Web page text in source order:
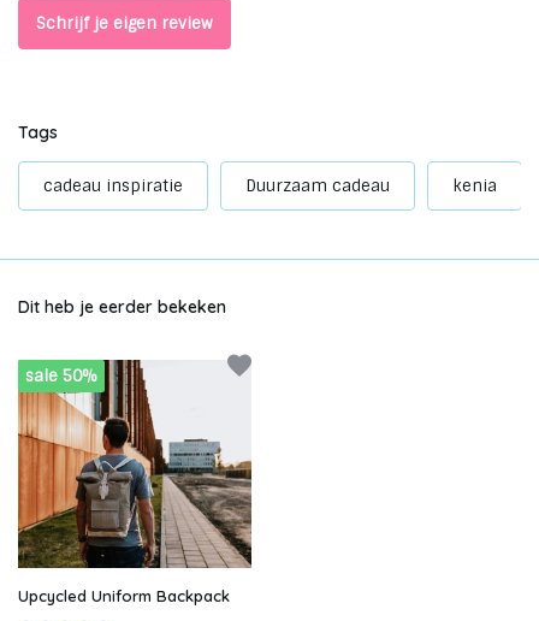
Schrijf je eigen review
Tags
cadeau inspiratie Duurzaam cadeau kenia
Dit heb je eerder bekeken
sale 50%
Upcycled Uniform Backpack